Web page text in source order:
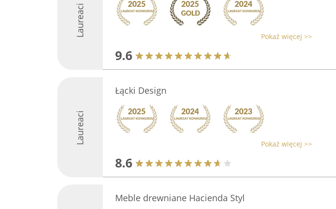
Laureaci Pokaż więcej >>
9.6
Laureaci
Łącki Design
Pokaż więcej >>
8.6
Meble drewniane Hacienda Styl